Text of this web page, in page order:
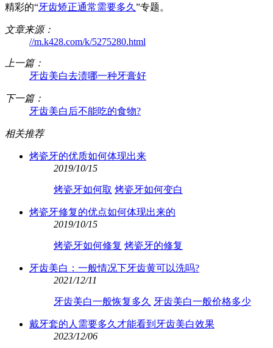
精彩的“牙齿矫正通常需要多久 ”专题。
文章来源：
//m.k428.com/k/5275280.html
上一篇：
牙齿美白去渍哪一种牙膏好
下一篇：
牙齿美白后不能吃的食物?
相关推荐
烤瓷牙的优质如何体现出来
2019/10/15
烤瓷牙如何取 烤瓷牙如何变白
烤瓷牙修复的优点如何体现出来的
2019/10/15
烤瓷牙如何修复 烤瓷牙的修复
牙齿美白：一般情况下牙齿黄可以洗吗?
2021/12/11
牙齿美白一般恢复多久 牙齿美白一般价格多少
戴牙套的人需要多久才能看到牙齿美白效果
2023/12/06